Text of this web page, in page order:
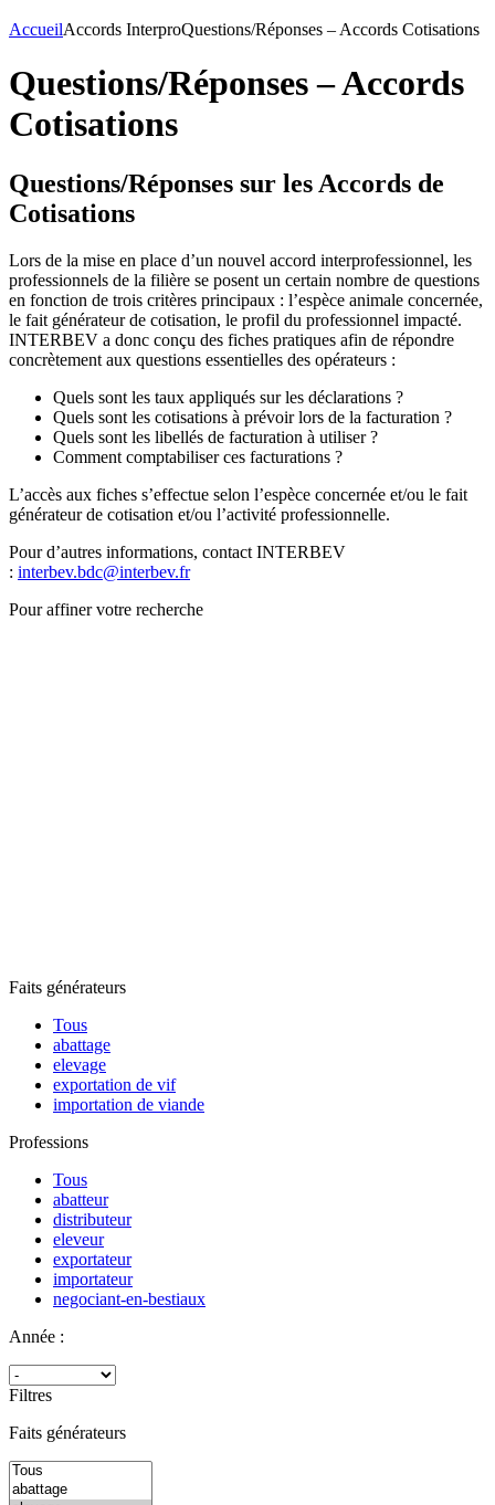
AccueilAccords InterproQuestions/Réponses – Accords Cotisations
Questions/Réponses – Accords
Cotisations
Questions/Réponses sur les Accords de
Cotisations
Lors de la mise en place d’un nouvel accord interprofessionnel, les
professionnels de la filière se posent un certain nombre de questions
en fonction de trois critères principaux : l’espèce animale concernée,
le fait générateur de cotisation, le profil du professionnel impacté.
INTERBEV a donc conçu des fiches pratiques afin de répondre
concrètement aux questions essentielles des opérateurs :
Quels sont les taux appliqués sur les déclarations ?
Quels sont les cotisations à prévoir lors de la facturation ?
Quels sont les libellés de facturation à utiliser ?
Comment comptabiliser ces facturations ?
L’accès aux fiches s’effectue selon l’espèce concernée et/ou le fait
générateur de cotisation et/ou l’activité professionnelle.
Pour d’autres informations, contact INTERBEV
: interbev.bdc@interbev.fr
Pour affiner votre recherche
Faits générateurs
Tous
abattage
elevage
exportation de vif
importation de viande
Professions
Tous
abatteur
distributeur
eleveur
exportateur
importateur
negociant-en-bestiaux
Année :
Filtres
Faits générateurs